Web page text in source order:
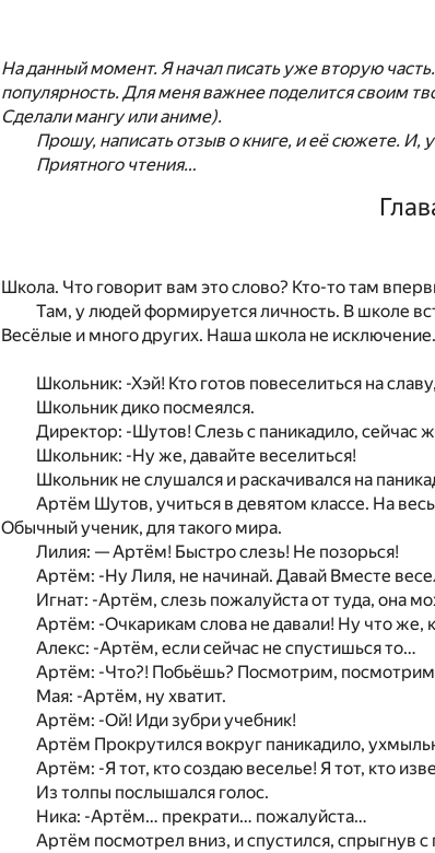
На данный момент. Я начал писать уже вторую
популярность. Для меня важнее поделится своим
Сделали мангу или аниме).
Прошу, написать отзыв о книге, и её сюжете.
Приятного чтения…
Школа. Что говорит вам это слово? Кто-то там
Там, у людей формируется личность. В школе
Весёлые и много других. Наша школа не исключение.
Школьник: -Хэй! Кто готов повеселиться на
Школьник дико посмеялся.
Директор: -Шутов! Слезь с паникадило, сейчас
Школьник: -Ну же, давайте веселиться!
Школьник не слушался и раскачивался на
Артём Шутов, учиться в девятом классе. На
Обычный ученик, для такого мира.
Лилия: — Артём! Быстро слезь! Не позорься!
Артём: -Ну Лиля, не начинай. Давай Вместе
Игнат: -Артём, слезь пожалуйста от туда, она
Артём: -Очкарикам слова не давали! Ну что же,
Алекс: -Артём, если сейчас не спустишься то…
Артём: -Что?! Побьёшь? Посмотрим,
Мая: -Артём, ну хватит.
Артём: -Ой! Иди зубри учебник!
Артём Прокрутился вокруг паникадило,
Артём: -Я тот, кто создаю веселье! Я тот, кто
Из толпы послышался голос.
Ника: -Артём… прекрати… пожалуйста…
Артём посмотрел вниз, и спустился, спрыгнув с